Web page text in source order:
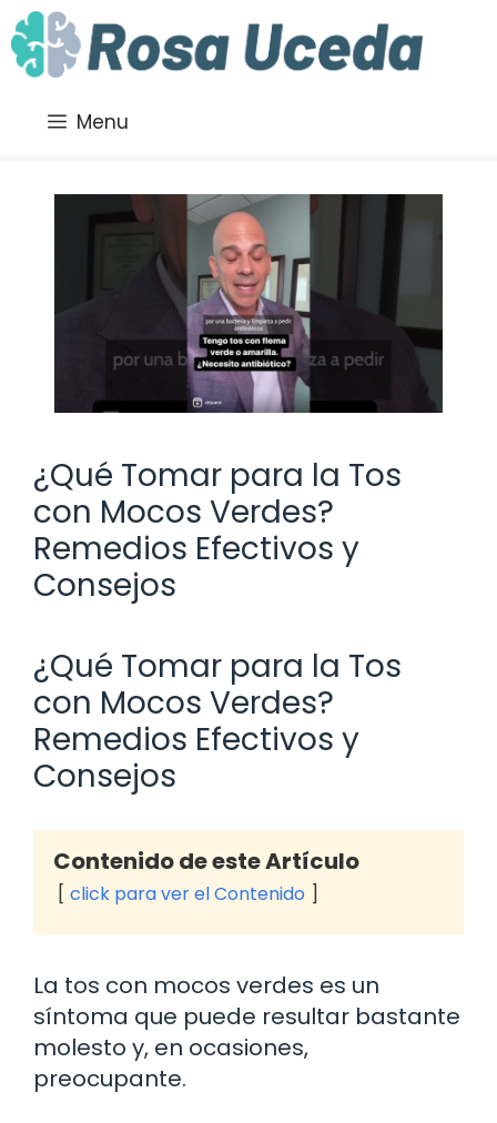
Saltar
al
contenido
Menu
¿Qué Tomar para la Tos
con Mocos Verdes?
Remedios Efectivos y
Consejos
¿Qué Tomar para la Tos
con Mocos Verdes?
Remedios Efectivos y
Consejos
Contenido de este Artículo
click para ver el Contenido
La tos con mocos verdes es un
síntoma que puede resultar bastante
molesto y, en ocasiones,
preocupante.